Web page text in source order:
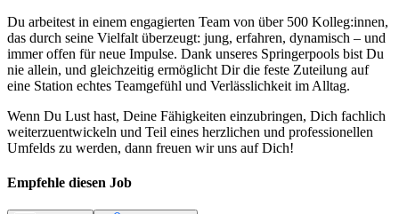
Du arbeitest in einem engagierten Team von über 500 Kolleg:innen,
das durch seine Vielfalt überzeugt: jung, erfahren, dynamisch – und
immer offen für neue Impulse. Dank unseres Springerpools bist Du
nie allein, und gleichzeitig ermöglicht Dir die feste Zuteilung auf
eine Station echtes Teamgefühl und Verlässlichkeit im Alltag.
Wenn Du Lust hast, Deine Fähigkeiten einzubringen, Dich fachlich
weiterzuentwickeln und Teil eines herzlichen und professionellen
Umfelds zu werden, dann freuen wir uns auf Dich!
Empfehle diesen Job